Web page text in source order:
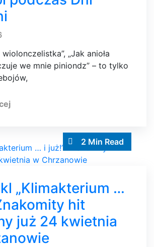
„Jak anioła
czuje we mnie piniondz” – to tylko
2 Min Read
„Klimakterium …
hit
już 24 kwietnia